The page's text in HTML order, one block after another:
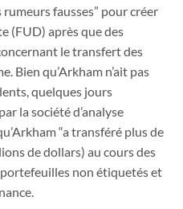
fausses” pour créer
(FUD) après que des
le transfert des
Bien qu’Arkham n’ait pas
quelques jours
la société d’analyse
“a transféré plus de
de dollars) au cours des
non étiquetés et